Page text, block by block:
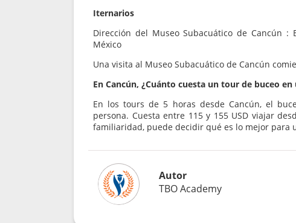
Iternarios
Dirección del Museo Subacuático de Cancún :
México
Una visita al Museo Subacuático de Cancún
En Cancún, ¿Cuánto cuesta un tour de buceo
En los tours de 5 horas desde Cancún, el
persona. Cuesta entre 115 y 155 USD viajar
familiaridad, puede decidir qué es lo mejor para
Autor
TBO Academy